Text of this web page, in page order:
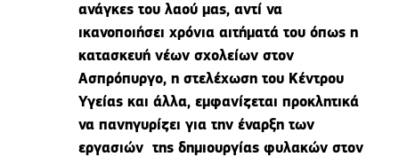
ανάγκες του λαού μας, αντί να
ικανοποιήσει χρόνια αιτήματά του όπως η
κατασκευή νέων σχολείων στον
Ασπρόπυργο, η στελέχωση του Κέντρου
Υγείας και άλλα, εμφανίζεται προκλητικά
να πανηγυρίζει για την έναρξη των
εργασιών της δημιουργίας φυλακών στον